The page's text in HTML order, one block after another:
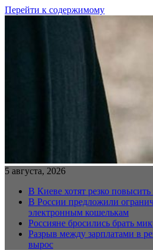
Перейти к содержимому
5 августа, 2026
В Киеве хотят резко
В России предложили
электронным кошелькам
Россияне бросились брать
Разрыв между зарплатами в
вырос